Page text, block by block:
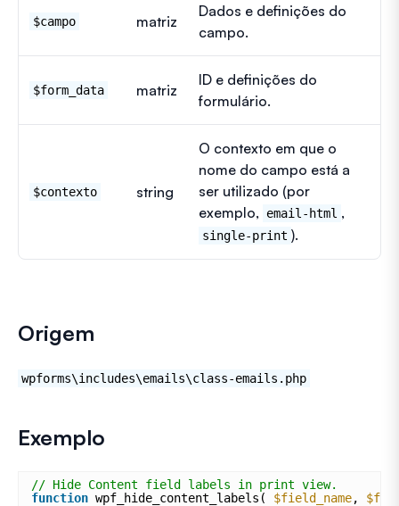
$campo matriz
Dados e definições do
campo.
$form_data matriz
ID e definições do
formulário.
$contexto string
O contexto em que o
nome do campo está a
ser utilizado (por
exemplo,
email-html ,
single-print ).
Origem
wpforms\includes\emails\class-emails.php
Exemplo
// Hide Content field labels in print view.
function wpf_hide_content_labels( $field_name,